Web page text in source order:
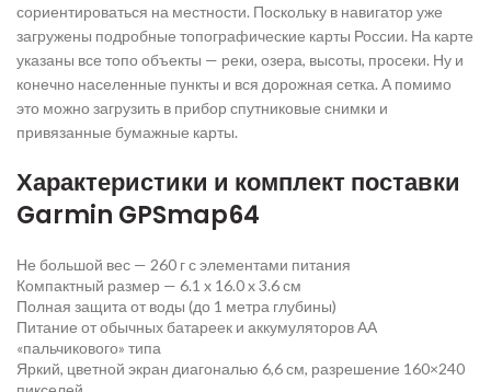
сориентироваться на местности. Поскольку в навигатор уже
загружены подробные топографические карты России. На карте
указаны все топо объекты — реки, озера, высоты, просеки. Ну и
конечно населенные пункты и вся дорожная сетка. А помимо
это можно загрузить в прибор спутниковые снимки и
привязанные бумажные карты.
Характеристики и комплект поставки
Garmin GPSmap64
Не большой вес — 260 г с элементами питания
Компактный размер — 6.1 x 16.0 x 3.6 см
Полная защита от воды (до 1 метра глубины)
Питание от обычных батареек и аккумуляторов АА
«пальчикового» типа
Яркий, цветной экран диагональю 6,6 см, разрешение 160×240